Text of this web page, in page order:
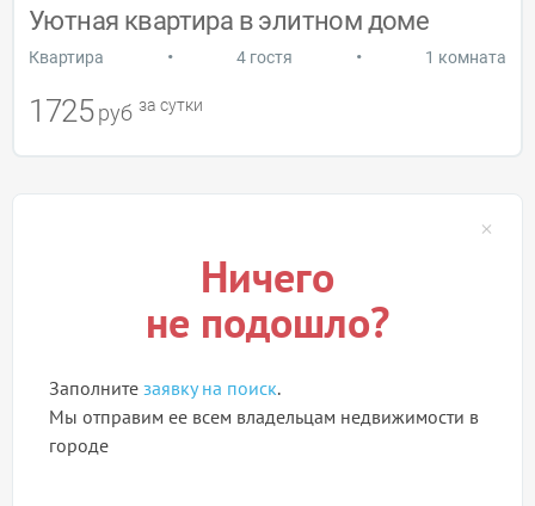
Уютная квартира в элитном доме
Квартира • 4 гостя • 1 комната
1725 руб за сутки
Ничего
не подошло?
Заполните заявку на поиск.
Мы отправим ее всем владельцам недвижимости в
городе